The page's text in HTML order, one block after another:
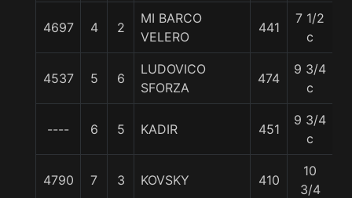
4697 4 2
MI BARCO
VELERO
441
7 1/2
c
4537 5 6
LUDOVICO
SFORZA
474
9 3/4
c
---- 6 5 KADIR 451
9 3/4
c
4790 7 3 KOVSKY 410
10
3/4